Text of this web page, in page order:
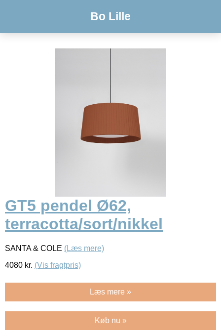
Bo Lille
GT5 pendel Ø62,
terracotta/sort/nikkel
SANTA & COLE (Læs mere)
4080 kr. (Vis fragtpris)
Læs mere »
Køb nu »